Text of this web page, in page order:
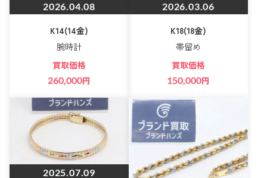
2026.04.08
K14(14金)
腕時計
買取価格
260,000円
2026.03.06
K18(18金)
帯留め
買取価格
150,000円
2025.07.09